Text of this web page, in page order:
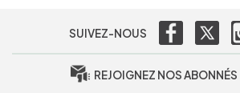
SUIVEZ-NOUS
REJOIGNEZ NOS ABONNÉS